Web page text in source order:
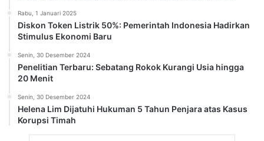
Rabu, 1 Januari 2025
Diskon Token Listrik 50%: Pemerintah Indonesia Hadirkan
Stimulus Ekonomi Baru
Senin, 30 Desember 2024
Penelitian Terbaru: Sebatang Rokok Kurangi Usia hingga
20 Menit
Senin, 30 Desember 2024
Helena Lim Dijatuhi Hukuman 5 Tahun Penjara atas Kasus
Korupsi Timah